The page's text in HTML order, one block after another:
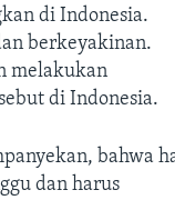
di Indonesia.
berkeyakinan.
melakukan
di Indonesia.
bahwa
dan harus